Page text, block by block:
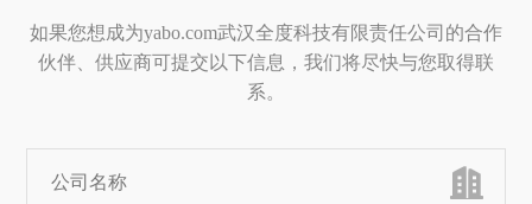
如果您想成为yabo.com武汉全度科技有限责任公司的合作
伙伴、供应商可提交以下信息，我们将尽快与您取得联
系。